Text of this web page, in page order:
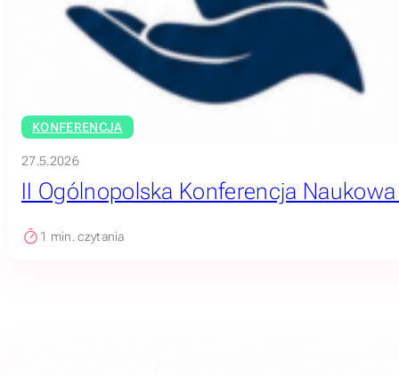
KONFERENCJA
27.5.2026
II Ogólnopolska Konferencja
1 min. czytania